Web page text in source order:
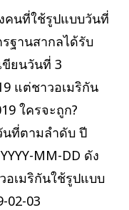
คนที่ใช้รูปแบบวันที่
ฐานสากลได้รับ
ขียนวันที่ 3
แต่ชาวอเมริกัน
ใครจะถูก?
นที่ตามลำดับ ปี
MM-DD ดัง
อเมริกันใช้รูปแบบ
02-03